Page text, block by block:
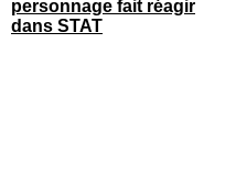
personnage fait réagir
dans STAT